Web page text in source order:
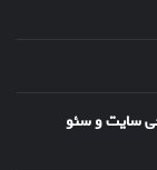
سایت و سئو